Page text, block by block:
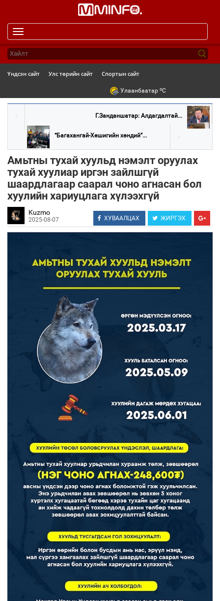
navigation
Үндсэн сайт Улс төрийн сайт Спортын сайт
Улаанбаатар oC
Г.Занданшатар: Алдагдалтай...
“Багахангай-Хөшигийн хөндий”...
Амьтны тухай хуульд нэмэлт оруулах
тухай хуулиар иргэн зайлшгүй
шаардлагаар саарал чоно агнасан бол
хуулийн хариуцлага хүлээхгүй
Kuzmo
2025-08-07 ХУВААЛЦАХ ЖИРГЭХ